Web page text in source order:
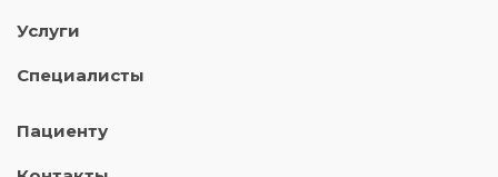
Услуги
Специалисты
Пациенту